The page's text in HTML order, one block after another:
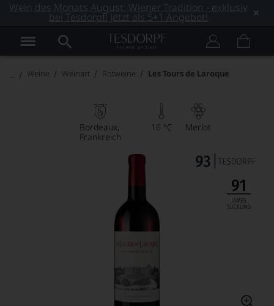
Wein des Monats August: Wiener Tradition - exklusiv
bei Tesdorpf! Jetzt als 5+1 Angebot!
Weine Weinart Rotweine Les Tours de Laroque
Bordeaux
Frankreich
16 °C Merlot